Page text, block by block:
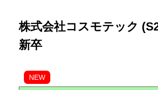
株式会社コスモテック
新卒
NEW